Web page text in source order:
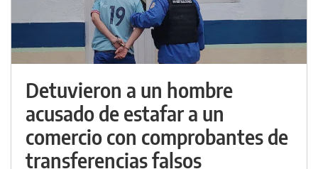
Detuvieron a un hombre
acusado de estafar a un
comercio con comprobantes de
transferencias falsos